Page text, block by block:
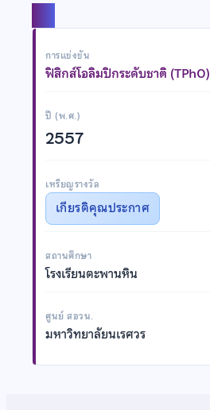
การแข่งขัน
ฟิสิกส์โอลิมปิกระดับชาติ (TPhO)
ปี (พ.ศ.)
2557
เหรียญรางวัล
เกียรติคุณประกาศ
สถานศึกษา
โรงเรียนตะพานหิน
ศูนย์ สอวน.
มหาวิทยาลัยนเรศวร